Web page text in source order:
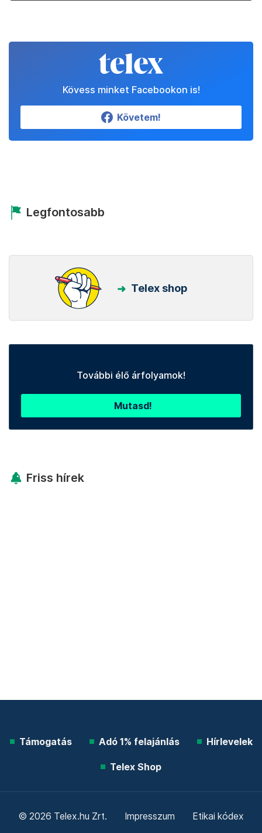
Kövess minket Facebookon is!
Követem!
Legfontosabb
Telex shop
További élő árfolyamok!
Mutasd!
Friss hírek
Támogatás Adó 1% felajánlás Hírlevelek
Telex Shop
© 2026 Telex.hu Zrt. Impresszum Etikai kódex